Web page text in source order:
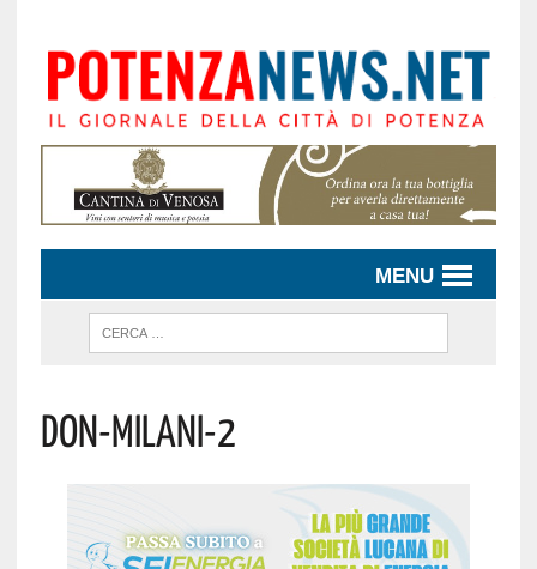
MENU
Don-Milani-2